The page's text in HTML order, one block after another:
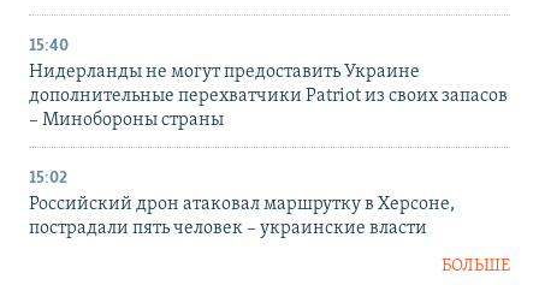
15:40
Нидерланды не могут предоставить Украине
дополнительные перехватчики Patriot из своих запасов
– Минобороны страны
15:02
Российский дрон атаковал маршрутку в Херсоне,
пострадали пять человек – украинские власти
БОЛЬШЕ